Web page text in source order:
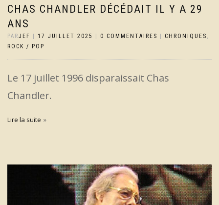
CHAS CHANDLER DÉCÉDAIT IL Y A 29
ANS
PARJEF 17 JUILLET 2025 0 COMMENTAIRES CHRONIQUES ,
ROCK / POP
Le 17 juillet 1996 disparaissait Chas
Chandler.
Lire la suite